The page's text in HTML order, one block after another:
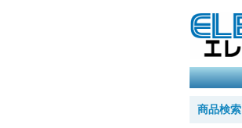
商品検索